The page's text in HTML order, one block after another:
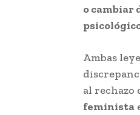
o cambiar
Ambas
al rechazo
feminista